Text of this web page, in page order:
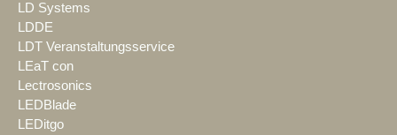
LD Systems
LDDE
LDT Veranstaltungsservice
LEaT con
Lectrosonics
LEDBlade
LEDitgo